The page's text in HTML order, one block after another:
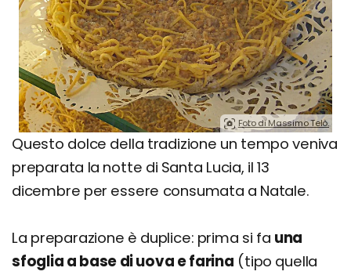
Foto di Massimo Telò.
Questo dolce della tradizione un tempo veniva
preparata la notte di Santa Lucia, il 13
dicembre per essere consumata a Natale.
La preparazione è duplice: prima si fa una
sfoglia a base di uova e farina (tipo quella